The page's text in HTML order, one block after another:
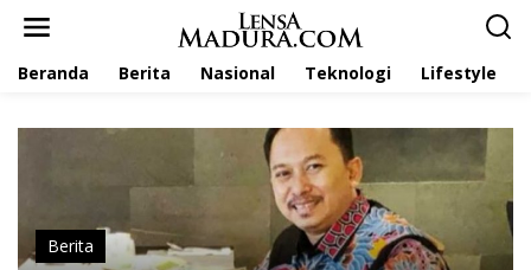
Beranda Berita Nasional Teknologi Lifestyle
Berita